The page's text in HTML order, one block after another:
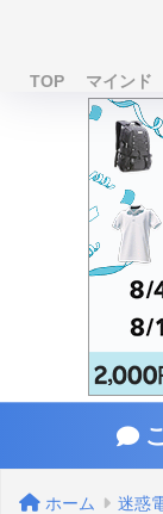
TOP マインド
ホーム 迷惑